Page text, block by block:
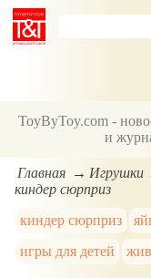
ToyByToy.com -
и
Главная Игрушки
киндер сюрприз
киндер сюрприз
игры для детей